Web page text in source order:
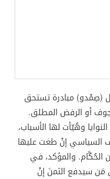
(صِمْدو) مبادرة تستحق
أو الرفض المطلق.
وهُيّأت لها الأسباب،
السياسي إنْ طغت عليها
الحُكَّام. والمؤكد، في
مَن سيدفع الثمنَ إنْ